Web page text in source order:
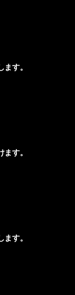
す。
す。
す。